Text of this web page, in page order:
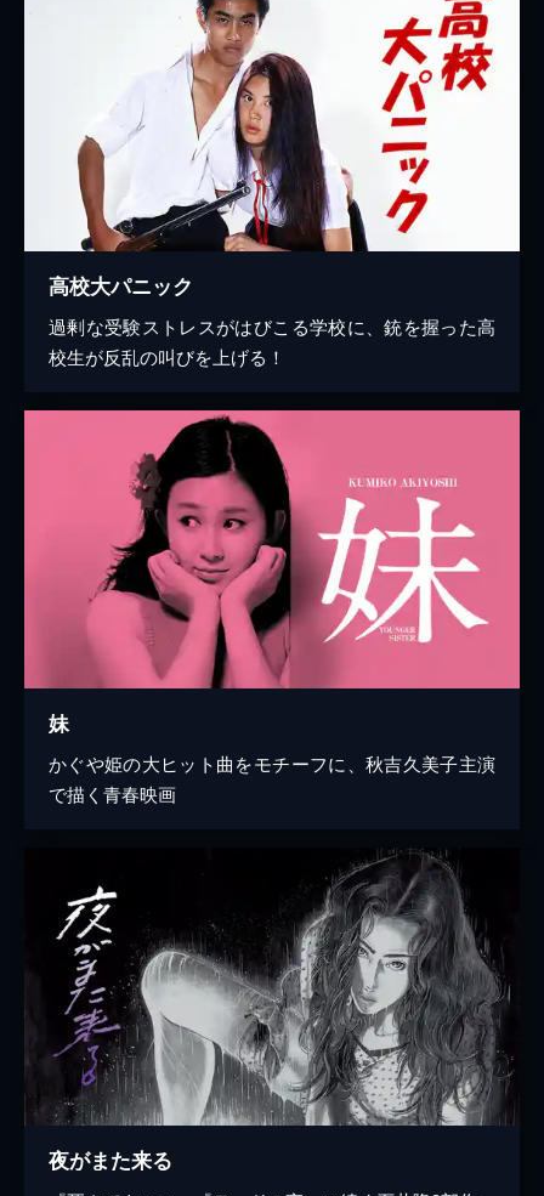
高校大パニック
過剰な受験ストレスがはびこる学校に、銃を握った高
校生が反乱の叫びを上げる！
妹
かぐや姫の大ヒット曲をモチーフに、秋吉久美子主演
で描く青春映画
夜がまた来る